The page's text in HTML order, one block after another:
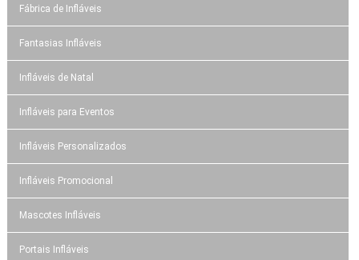
Fábrica de Infláveis
Fantasias Infláveis
Infláveis de Natal
Infláveis para Eventos
Infláveis Personalizados
Infláveis Promocional
Mascotes Infláveis
Portais Infláveis